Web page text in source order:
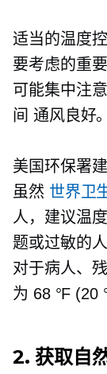
适当的温度
要考虑的重
可能集中注
间 通风良好。
美国环保署
虽然 世界卫
人，建议温
题或过敏的
对于病人、
为 68 °F (20
2. 获取自